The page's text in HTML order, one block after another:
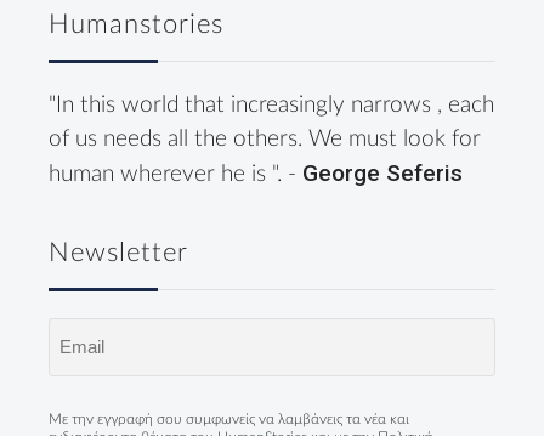
Humanstories
"In this world that increasingly narrows , each
of us needs all the others. We must look for
human wherever he is ". - George Seferis
Newsletter
Με την εγγραφή σου συμφωνείς να λαμβάνεις τα νέα και